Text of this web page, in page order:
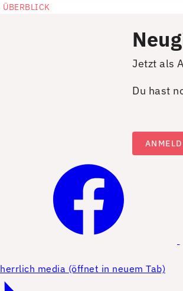
ÜBERBLICK
Jetzt als
Du hast
herrlich media (öffnet in neuem Tab)